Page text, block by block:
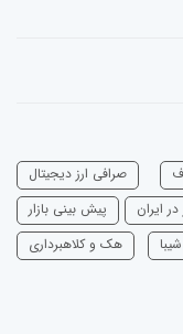
صرافی ارز دیجیتال
در ایران
پیش بینی بازار
شیبا هک و کلاهبرداری